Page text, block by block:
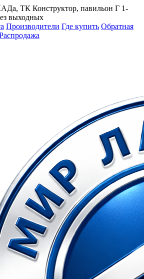
ТК Конструктор, павильон Г 1-
выходных
Производители Где купить Обратная